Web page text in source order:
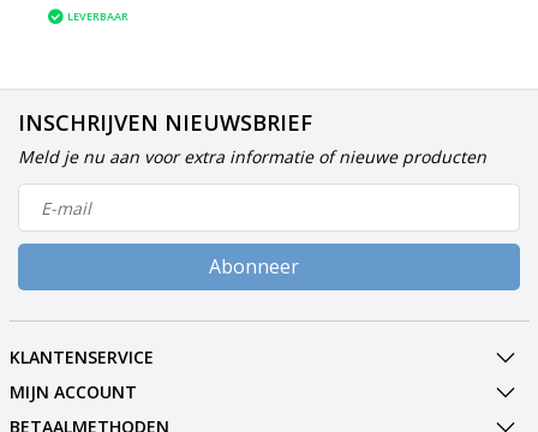
LEVERBAAR
INSCHRIJVEN NIEUWSBRIEF
Meld je nu aan voor extra informatie of nieuwe producten
Abonneer
KLANTENSERVICE
MIJN ACCOUNT
BETAALMETHODEN